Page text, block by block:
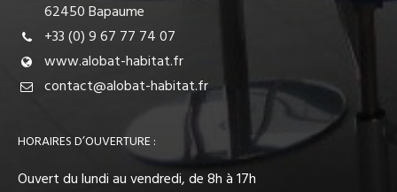
62450 Bapaume
+33 (0) 9 67 77 74 07
www.alobat-habitat.fr
contact@alobat-habitat.fr
HORAIRES D’OUVERTURE :
Ouvert du lundi au vendredi, de 8h à 17h